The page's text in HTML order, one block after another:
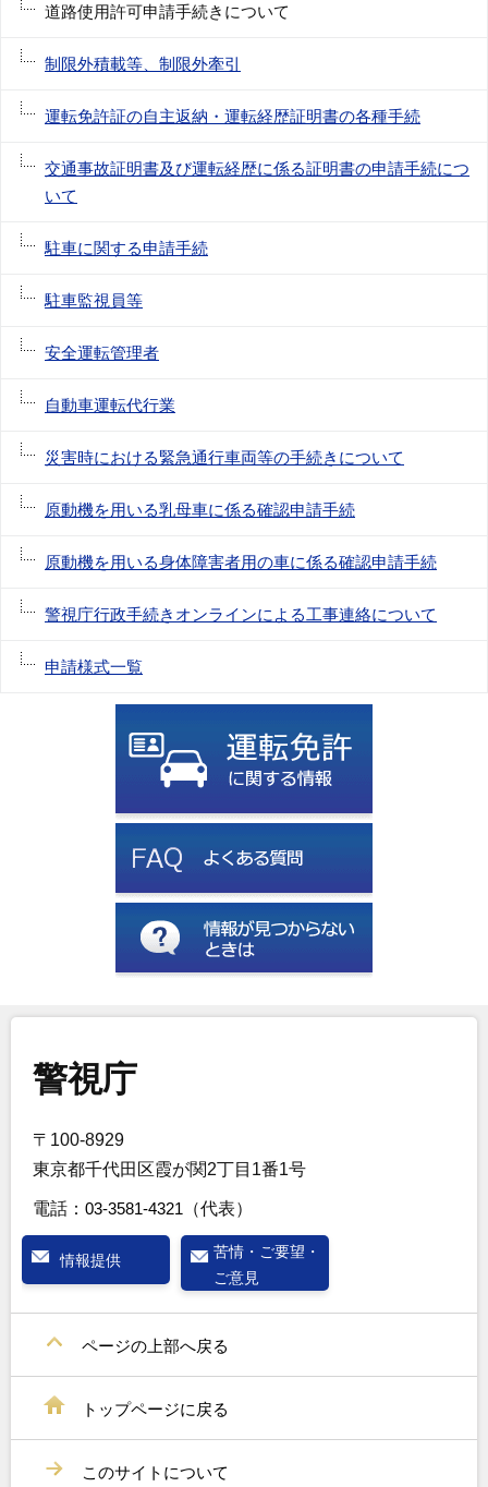
道路使用許可申請手続きについて
制限外積載等、制限外牽引
運転免許証の自主返納・運転経歴証明書の各種手続
交通事故証明書及び運転経歴に係る証明書の申請手続につ
いて
駐車に関する申請手続
駐車監視員等
安全運転管理者
自動車運転代行業
災害時における緊急通行車両等の手続きについて
原動機を用いる乳母車に係る確認申請手続
原動機を用いる身体障害者用の車に係る確認申請手続
警視庁行政手続きオンラインによる工事連絡について
申請様式一覧
警視庁
〒100-8929
東京都千代田区霞が関2丁目1番1号
電話： 03-3581-4321 （代表）
情報提供
苦情・ご要望・
ご意見
ページの上部へ戻る
トップページに戻る
このサイトについて